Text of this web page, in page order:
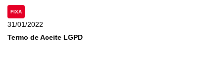
FIXA
31/01/2022
Termo de Aceite LGPD